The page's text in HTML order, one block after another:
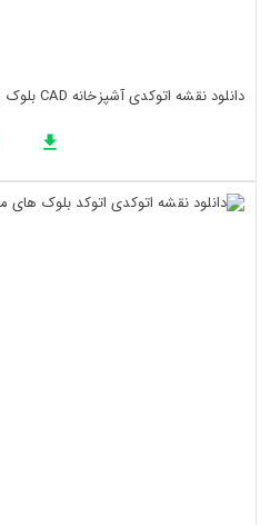
دانلود نقشه اتوکدی آشپزخانه CAD بلوک (کد34719)